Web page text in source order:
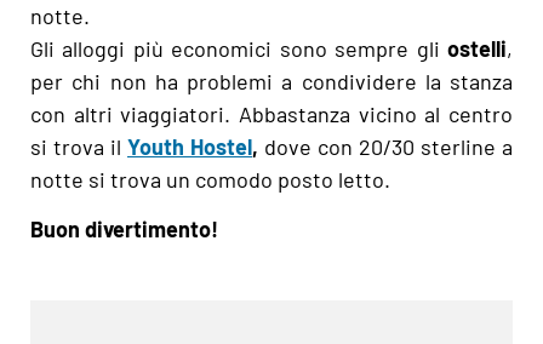
notte.
Gli alloggi più economici sono sempre gli ostelli,
per chi non ha problemi a condividere la stanza
con altri viaggiatori. Abbastanza vicino al centro
si trova il Youth Hostel, dove con 20/30 sterline a
notte si trova un comodo posto letto.
Buon divertimento!